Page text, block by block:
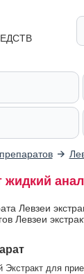
жидкий
Левзеи
Левзеи
Экстракт для